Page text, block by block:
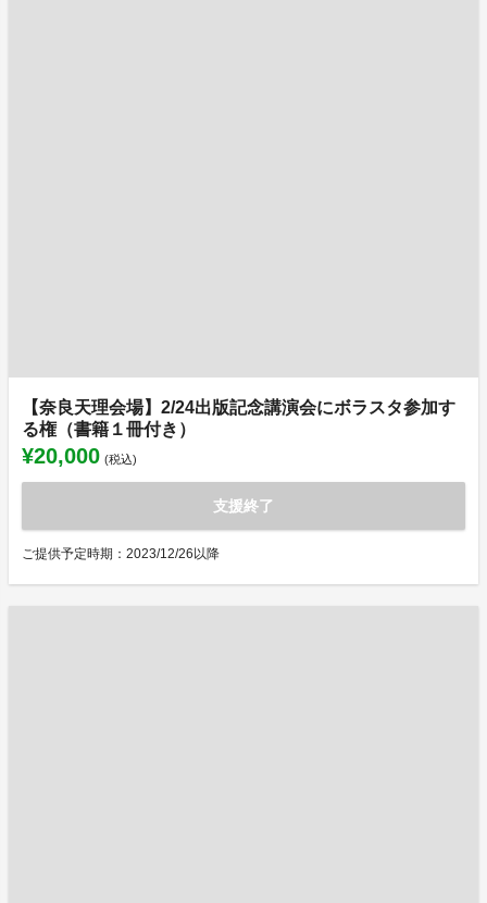
【奈良天理会場】2/24出版記念講演会にボラスタ参加す
る権（書籍１冊付き）
¥20,000 (税込)
支援終了
ご提供予定時期：2023/12/26以降